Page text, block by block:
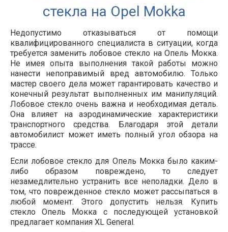
стекла на Opel Mokka
Недопустимо отказываться от помощи
квалифицированного специалиста в ситуации, когда
требуется заменить лобовое стекло на Опель Мокка.
Не имея опыта выполнения такой работы можно
нанести непоправимый вред автомобилю. Только
мастер своего дела может гарантировать качество и
конечный результат выполненных им манипуляций.
Лобовое стекло очень важна и необходимая деталь.
Она влияет на аэродинамические характеристики
транспортного средства. Благодаря этой детали
автомобилист может иметь полный угол обзора на
трассе.
Если лобовое стекло для Опель Мокка было каким-
либо образом повреждено, то следует
незамедлительно устранить все неполадки. Дело в
том, что поврежденное стекло может рассыпаться в
любой момент. Этого допустить нельзя. Купить
стекло Опель Мокка с последующей установкой
предлагает компания XL General.